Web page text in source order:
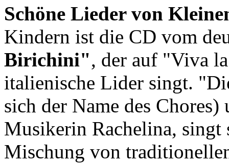
Schöne Lieder von
Kindern ist die CD vom
Birichini", der auf "Viva
italienische Lider singt.
sich der Name des
Musikerin Rachelina, singt
Mischung von